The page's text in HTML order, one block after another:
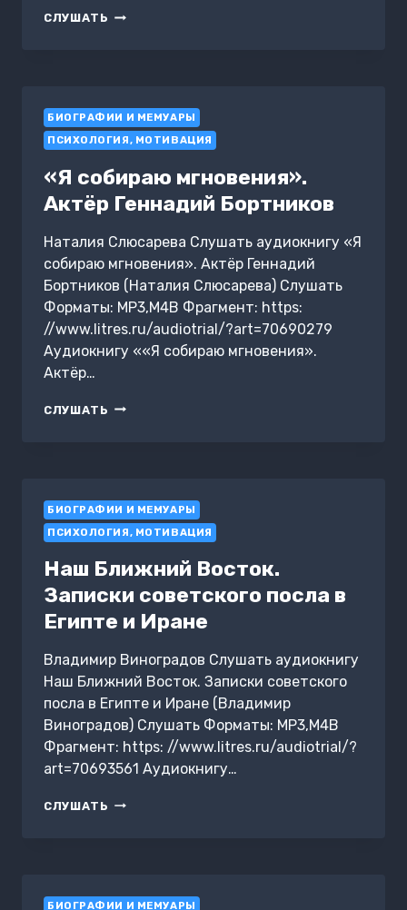
СЛУШАТЬ ВАСИЛИЙ
БИОГРАФИИ И МЕМУАРЫ
ПСИХОЛОГИЯ, МОТИВАЦИЯ
«Я собираю мгновения».
Актёр Геннадий Бортников
Наталия Слюсарева Слушать аудиокнигу «Я
собираю мгновения». Актёр Геннадий
Бортников (Наталия Слюсарева) Слушать
Форматы: MP3,M4B Фрагмент: https:
//www.litres.ru/audiotrial/?art=70690279
Аудиокнигу ««Я собираю мгновения».
Актёр…
СЛУШАТЬ «Я
БИОГРАФИИ И МЕМУАРЫ
ПСИХОЛОГИЯ, МОТИВАЦИЯ
Наш Ближний Восток.
Записки советского посла в
Египте и Иране
Владимир Виноградов Слушать аудиокнигу
Наш Ближний Восток. Записки советского
посла в Египте и Иране (Владимир
Виноградов) Слушать Форматы: MP3,M4B
Фрагмент: https: //www.litres.ru/audiotrial/?
art=70693561 Аудиокнигу…
СЛУШАТЬ НАШ
В
БИОГРАФИИ И МЕМУАРЫ